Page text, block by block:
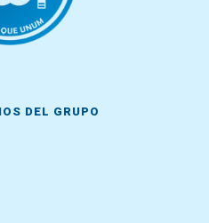
DEL GRUPO